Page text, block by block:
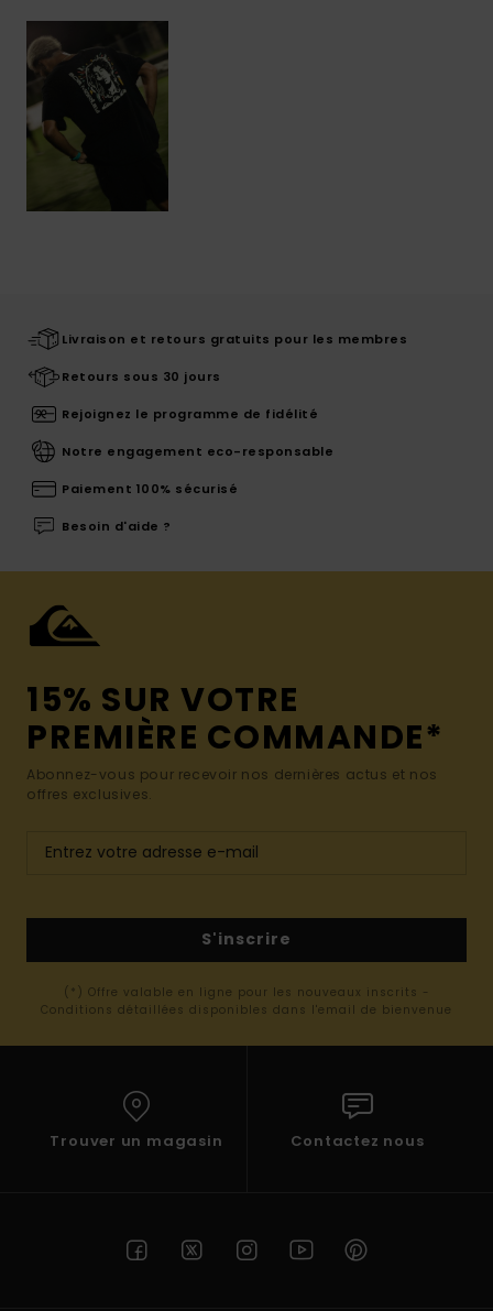
Livraison et retours gratuits pour les membres
Retours sous 30 jours
Rejoignez le programme de fidélité
Notre engagement eco-responsable
Paiement 100% sécurisé
Besoin d'aide ?
15% SUR VOTRE
PREMIÈRE COMMANDE*
Abonnez-vous pour recevoir nos dernières actus et nos
offres exclusives.
S'inscrire
(*) Offre valable en ligne pour les nouveaux inscrits -
Conditions détaillées disponibles dans l'email de bienvenue
Trouver un magasin Contactez nous